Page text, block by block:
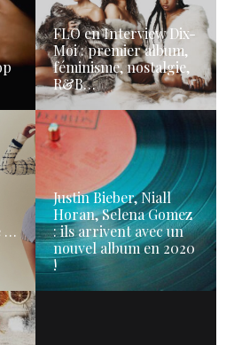
FLO en Interview Dix-
Moi : premier album,
féminisme, nostalgie,
R&B…
…
Justin Bieber, Niall
Horan, Selena Gomez
: ils arrivent avec un
nouvel album en 2020
!